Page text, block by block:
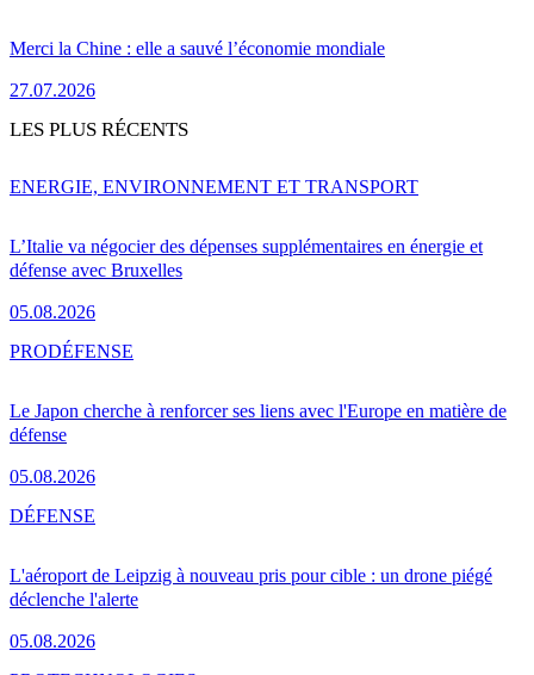
Merci la Chine : elle a sauvé l’économie mondiale
27.07.2026
LES PLUS RÉCENTS
L’Italie va négocier des dépenses supplémentaires en énergie et
défense avec Bruxelles
05.08.2026
ENERGIE, ENVIRONNEMENT ET TRANSPORT
Le Japon cherche à renforcer ses liens avec l'Europe en matière de
défense
05.08.2026
PRODÉFENSE
L'aéroport de Leipzig à nouveau pris pour cible : un drone piégé
déclenche l'alerte
05.08.2026
DÉFENSE